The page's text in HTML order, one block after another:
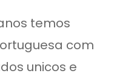
temos
com
unicos e